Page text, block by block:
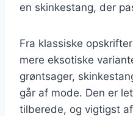
en skinkestang, der
Fra klassiske
mere eksotiske
grøntsager,
går af mode. Den er
tilberede, og vigtigst